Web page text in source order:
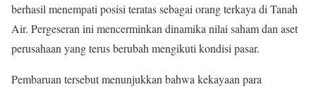
berhasil menempati posisi teratas sebagai orang terkaya di Tanah
Air. Pergeseran ini mencerminkan dinamika nilai saham dan aset
perusahaan yang terus berubah mengikuti kondisi pasar.
Pembaruan tersebut menunjukkan bahwa kekayaan para